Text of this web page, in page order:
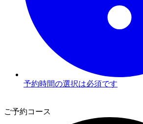
予約時間の選択は必須です
ご予約コース